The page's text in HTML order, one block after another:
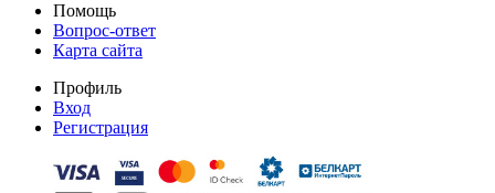
Помощь
Вопрос-ответ
Карта сайта
Профиль
Вход
Регистрация